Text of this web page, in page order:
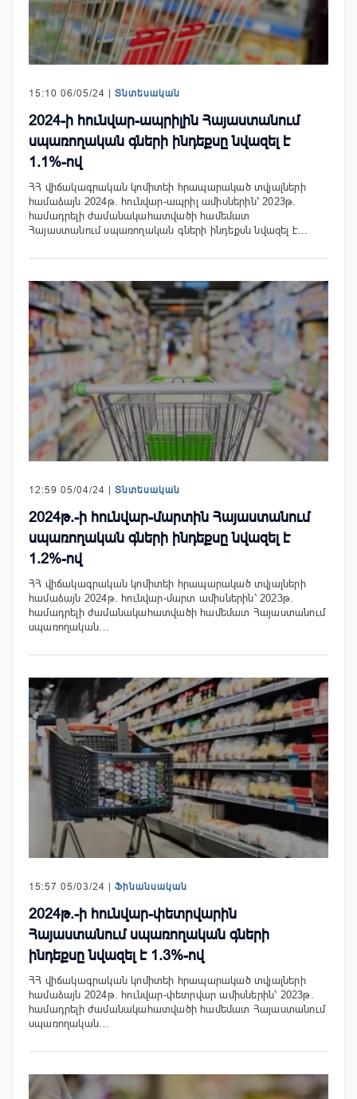
15:10 06/05/24 | Տնտեսական
2024-ի հունվար-ապրիլին Հայաստանում
սպառողական գների ինդեքսը նվազել է
1.1%-ով
ՀՀ վիճակագրական կոմիտեի հրապարակած տվյալների
համաձայն 2024թ. հունվար-ապրիլ ամիսներին՝ 2023թ.
համադրելի ժամանակահատվածի համեմատ
Հայաստանում սպառողական գների ինդեքսն նվազել է…
12:59 05/04/24 | Տնտեսական
2024թ.-ի հունվար-մարտին Հայաստանում
սպառողական գների ինդեքսը նվազել է
1.2%-ով
ՀՀ վիճակագրական կոմիտեի հրապարակած տվյալների
համաձայն 2024թ. հունվար-մարտ ամիսներին՝ 2023թ.
համադրելի ժամանակահատվածի համեմատ Հայաստանում
սպառողական…
15:57 05/03/24 | Ֆինանսական
2024թ.-ի հունվար-փետրվարին
Հայաստանում սպառողական գների
ինդեքսը նվազել է 1.3%-ով
ՀՀ վիճակագրական կոմիտեի հրապարակած տվյալների
համաձայն 2024թ. հունվար-փետրվար ամիսներին՝ 2023թ.
համադրելի ժամանակահատվածի համեմատ Հայաստանում
սպառողական…